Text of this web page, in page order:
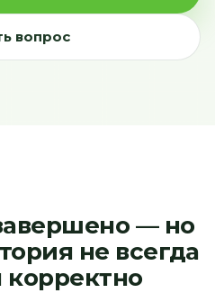
вопрос
— но
не всегда
корректно